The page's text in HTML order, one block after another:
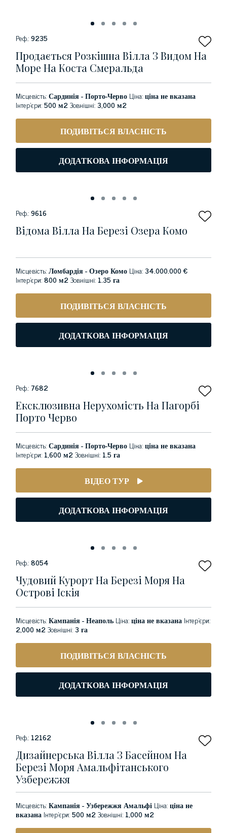
Реф.:9235
Продається Розкішна Вілла З Видом На
Море На Коста Смеральда
Місцевість:Сардинія - Порто-Черво Ціна:ціна не вказана
Інтер'єри:500 м2Зовнішні:3,000 м2
ПОДИВІТЬСЯ ВЛАСНІСТЬ
ДОДАТКОВА ІНФОРМАЦІЯ
Реф.:9616
Відома Вілла На Березі Озера Комо
Місцевість:Ломбардія - Озеро Комо Ціна:34.000.000 €
Інтер'єри:800 м2Зовнішні: 1.35 га
ПОДИВІТЬСЯ ВЛАСНІСТЬ
ДОДАТКОВА ІНФОРМАЦІЯ
Реф.: 7682
Ексклюзивна Нерухомість На Пагорбі
Порто Черво
Місцевість:Сардинія - Порто-Черво Ціна:ціна не вказана
Інтер'єри: 1,600 м2Зовнішні: 1.5 га
ВІДЕО ТУР
ДОДАТКОВА ІНФОРМАЦІЯ
Реф.:8054
Чудовий Курорт На Березі Моря На
Острові Іскія
Місцевість:Кампанія - Неаполь Ціна:ціна не вказана Інтер'єри:
2,000 м2Зовнішні:3 га
ПОДИВІТЬСЯ ВЛАСНІСТЬ
ДОДАТКОВА ІНФОРМАЦІЯ
Реф.: 12162
Дизайнерська Вілла З Басейном На
Березі Моря Амальфітанського
Узбережжя
Місцевість:Кампанія - Узбережжя Амальфі Ціна:ціна не
вказана Інтер'єри:500 м2Зовнішні: 1,000 м2